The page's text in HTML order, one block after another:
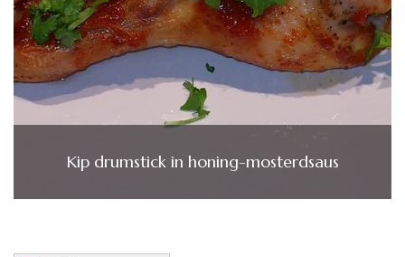
Kip drumstick in honing-mosterdsaus